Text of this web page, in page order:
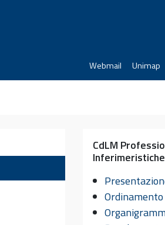
Webmail Unimap
CdLM
Ordinamento